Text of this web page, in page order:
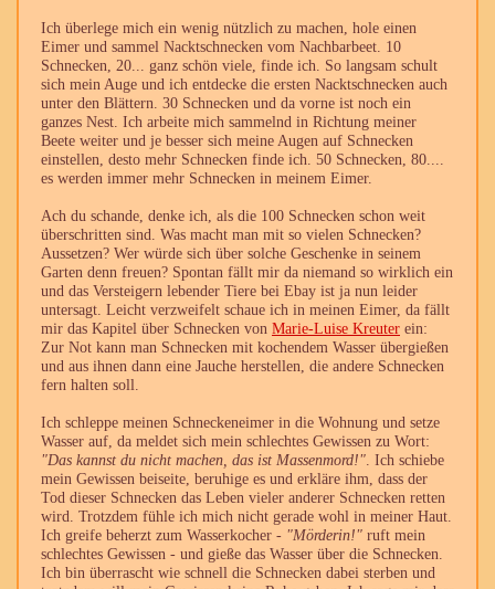
Ich überlege mich ein wenig nützlich zu machen, hole einen
Eimer und sammel Nacktschnecken vom Nachbarbeet. 10
Schnecken, 20... ganz schön viele, finde ich. So langsam schult
sich mein Auge und ich entdecke die ersten Nacktschnecken auch
unter den Blättern. 30 Schnecken und da vorne ist noch ein
ganzes Nest. Ich arbeite mich sammelnd in Richtung meiner
Beete weiter und je besser sich meine Augen auf Schnecken
einstellen, desto mehr Schnecken finde ich. 50 Schnecken, 80....
es werden immer mehr Schnecken in meinem Eimer.
Ach du schande, denke ich, als die 100 Schnecken schon weit
überschritten sind. Was macht man mit so vielen Schnecken?
Aussetzen? Wer würde sich über solche Geschenke in seinem
Garten denn freuen? Spontan fällt mir da niemand so wirklich ein
und das Versteigern lebender Tiere bei Ebay ist ja nun leider
untersagt. Leicht verzweifelt schaue ich in meinen Eimer, da fällt
mir das Kapitel über Schnecken von Marie-Luise Kreuter ein:
Zur Not kann man Schnecken mit kochendem Wasser übergießen
und aus ihnen dann eine Jauche herstellen, die andere Schnecken
fern halten soll.
Ich schleppe meinen Schneckeneimer in die Wohnung und setze
Wasser auf, da meldet sich mein schlechtes Gewissen zu Wort:
"Das kannst du nicht machen, das ist Massenmord!" . Ich schiebe
mein Gewissen beiseite, beruhige es und erkläre ihm, dass der
Tod dieser Schnecken das Leben vieler anderer Schnecken retten
wird. Trotzdem fühle ich mich nicht gerade wohl in meiner Haut.
Ich greife beherzt zum Wasserkocher - "Mörderin!" ruft mein
schlechtes Gewissen - und gieße das Wasser über die Schnecken.
Ich bin überrascht wie schnell die Schnecken dabei sterben und